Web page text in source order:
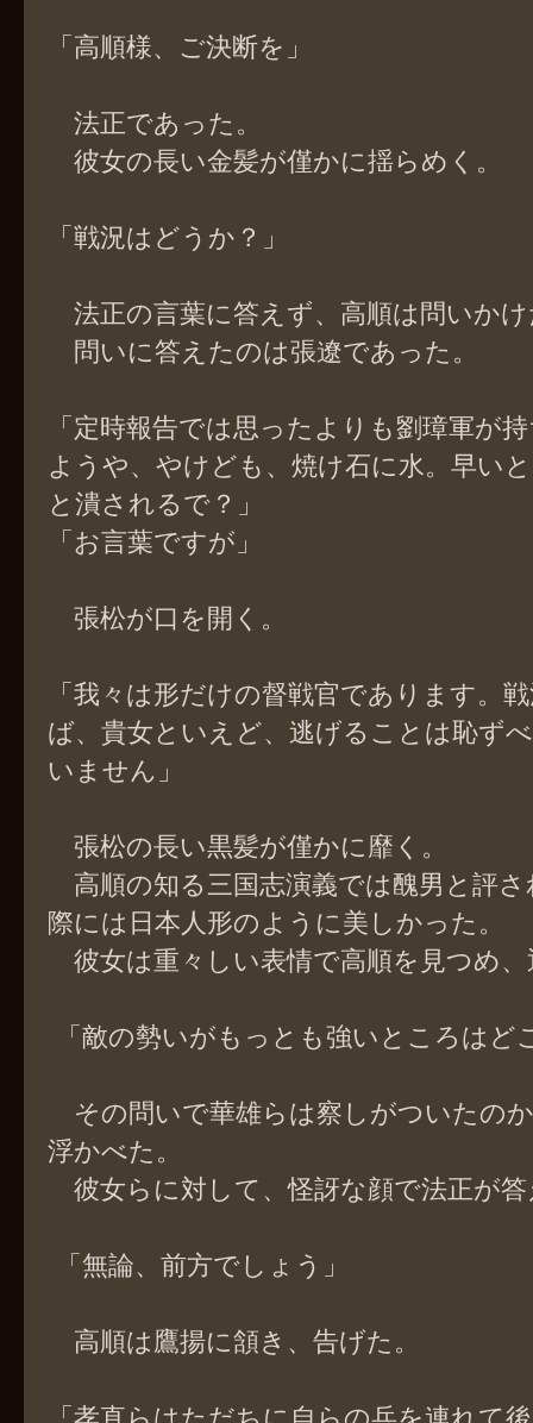
「高順様、ご決断を」
法正であった。
彼女の長い金髪が僅かに揺らめく。
「戦況はどうか？」
法正の言葉に答えず、高順は問いか
問いに答えたのは張遼であった。
「定時報告では思ったよりも劉璋軍が
ようや、やけども、焼け石に水。早い
と潰されるで？」
「お言葉ですが」
張松が口を開く。
「我々は形だけの督戦官であります。
ば、貴女といえど、逃げることは恥ず
いません」
張松の長い黒髪が僅かに靡く。
高順の知る三国志演義では醜男と評
際には日本人形のように美しかった。
彼女は重々しい表情で高順を見つめ
「敵の勢いがもっとも強いところはど
その問いで華雄らは察しがついたの
浮かべた。
彼女らに対して、怪訝な顔で法正が
「無論、前方でしょう」
高順は鷹揚に頷き、告げた。